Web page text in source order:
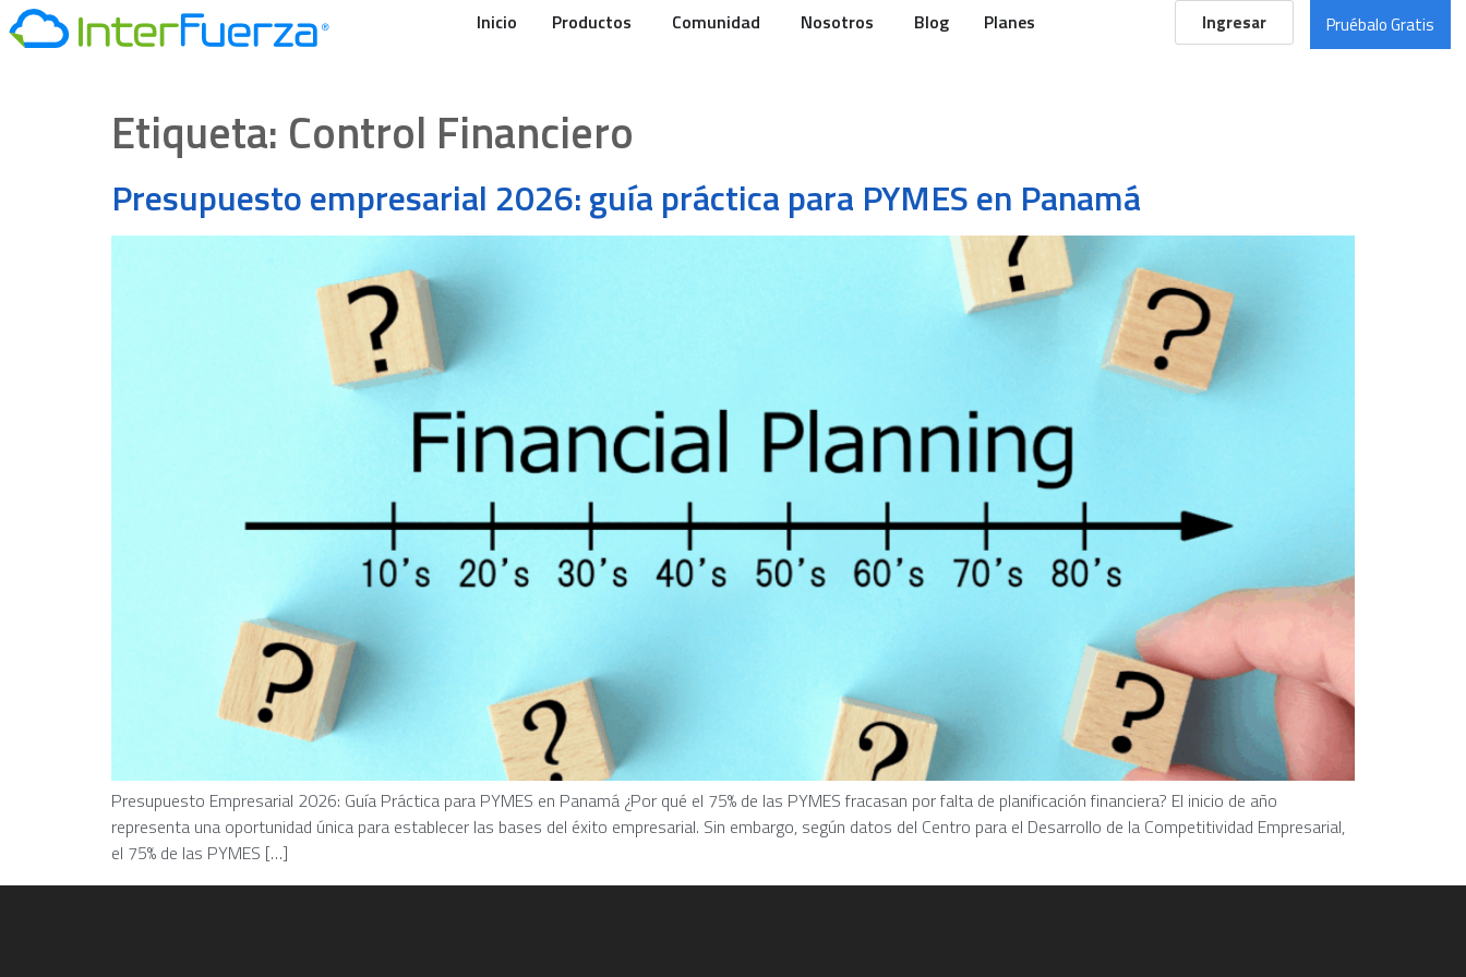
Inicio Productos Comunidad Nosotros Blog Planes Ingresar Pruébalo Gratis
Etiqueta: Control Financiero
Presupuesto empresarial 2026: guía práctica para PYMES en Panamá
Presupuesto Empresarial 2026: Guía Práctica para PYMES en Panamá ¿Por qué el 75% de las PYMES fracasan por falta de planificación financiera? El inicio de año
representa una oportunidad única para establecer las bases del éxito empresarial. Sin embargo, según datos del Centro para el Desarrollo de la Competitividad Empresarial,
el 75% de las PYMES […]